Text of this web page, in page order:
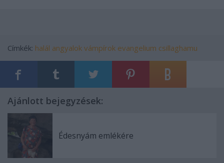
Címkék: halál angyalok vámpírok evangelium csillaghamu
Ajánlott bejegyzések:
Édesnyám emlékére